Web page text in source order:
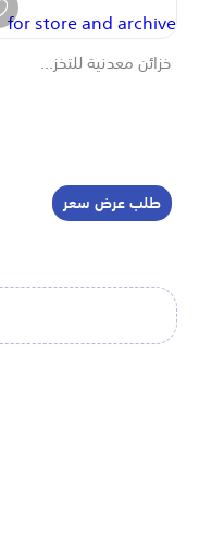
خزائن معدنية للتخز...
طلب عرض سعر